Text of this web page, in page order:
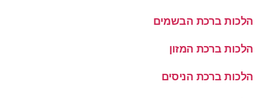
הלכות ברכת הבשמים
הלכות ברכת המזון
הלכות ברכת הניסים